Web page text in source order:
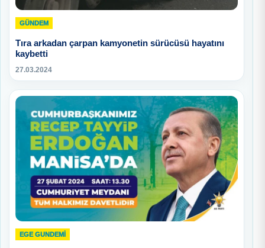
GÜNDEM
Tıra arkadan çarpan kamyonetin sürücüsü hayatını
kaybetti
27.03.2024
EGE GUNDEMİ